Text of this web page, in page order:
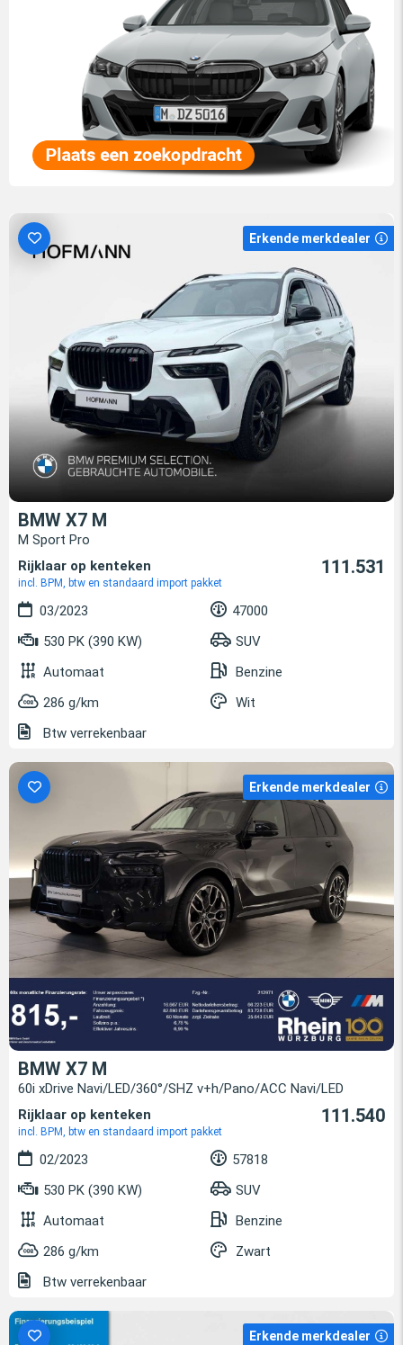
Erkende merkdealer
BMW X7 M
M Sport Pro
Rijklaar op kenteken
incl. BPM, btw en standaard import pakket
111.531
03/2023
47000
530 PK (390 KW)
SUV
Automaat
Benzine
286 g/km
Wit
Btw verrekenbaar
Erkende merkdealer
BMW X7 M
60i xDrive Navi/LED/360°/SHZ v+h/Pano/ACC Navi/LED
Rijklaar op kenteken
incl. BPM, btw en standaard import pakket
111.540
02/2023
57818
530 PK (390 KW)
SUV
Automaat
Benzine
286 g/km
Zwart
Btw verrekenbaar
Erkende merkdealer